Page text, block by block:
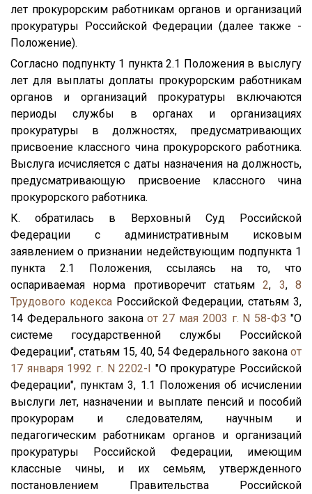
лет прокурорским работникам органов и организаций
прокуратуры Российской Федерации (далее также -
Положение).
Согласно подпункту 1 пункта 2.1 Положения в выслугу
лет для выплаты доплаты прокурорским работникам
органов и организаций прокуратуры включаются
периоды службы в органах и организациях
прокуратуры в должностях, предусматривающих
присвоение классного чина прокурорского работника.
Выслуга исчисляется с даты назначения на должность,
предусматривающую присвоение классного чина
прокурорского работника.
К. обратилась в Верховный Суд Российской
Федерации с административным исковым
заявлением о признании недействующим подпункта 1
пункта 2.1 Положения, ссылаясь на то, что
оспариваемая норма противоречит статьям2, 3,8
Трудового кодексаРоссийской Федерации, статьям 3,
14 Федерального законаот 27 мая 2003 г. N 58-ФЗ "О
системе государственной службы Российской
Федерации", статьям 15, 40, 54 Федерального закона от
17 января 1992 г. N 2202-I "О прокуратуре Российской
Федерации", пунктам 3, 1.1 Положения об исчислении
выслуги лет, назначении и выплате пенсий и пособий
прокурорам и следователям, научным и
педагогическим работникам органов и организаций
прокуратуры Российской Федерации, имеющим
классные чины, и их семьям, утвержденного
постановлением Правительства Российской